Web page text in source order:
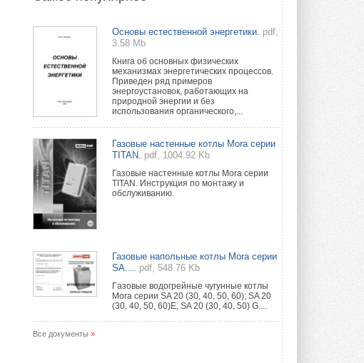
Midea открылся в Сургуте
Компания «Даичи» совместно с
партнером «Энердрим» открыла новый
фирменный магазин Midea в Сургуте ...
29 ИЮЛЯ 2026
Токио — лидер по
интенсивности использования
кондиционеров
Данные получены в ходе очередного
опроса Daikin о восприятии жары ...
28 ИЮЛЯ 2026
CDU производства LG прошёл
В Великобритании предлагают
сделать кондиционирование
обязательным для новостроек
Либеральные демократы внесли
предложение оснащать все новые ...
Основы естественной энергетики. pdf,
3.58 Mb
Книга об основных физических
механизмах энергетических процессов.
Приведен ряд примеров
энергоустановок, работающих на
природной энергии и без
использования органического,...
Газовые настенные котлы Mora серии
TITAN. pdf, 1004.92 Kb
Газовые настенные котлы Mora серии
TITAN. Инструкция по монтажу и
обслуживанию.
Газовые напольные котлы Mora серии
SA....
pdf, 548.76 Kb
Гaзовые водогрeйные чугунные котлы
Mora серии SA 20 (30, 40, 50, 60); SA 20
(30, 40, 50, 60)E, SA 20 (30, 40, 50) G....
Все документы »